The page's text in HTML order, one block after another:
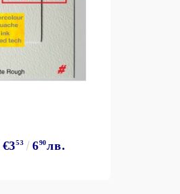
€353 690лв.